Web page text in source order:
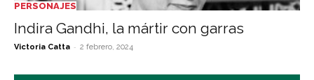
PERSONAJES
Indira Gandhi, la mártir con garras
Victoria Catta - 2 febrero, 2024